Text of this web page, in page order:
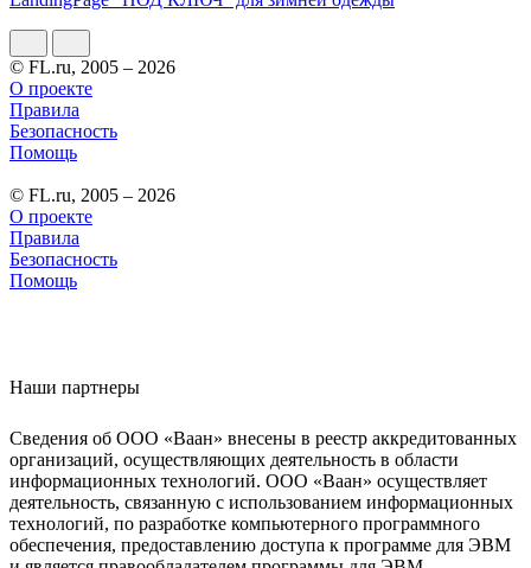
© FL.ru, 2005 – 2026
О проекте
Правила
Безопасность
Помощь
© FL.ru, 2005 – 2026
О проекте
Правила
Безопасность
Помощь
Наши партнеры
Сведения об ООО «Ваан» внесены в реестр аккредитованных
организаций, осуществляющих деятельность в области
информационных технологий. ООО «Ваан» осуществляет
деятельность, связанную с использованием информационных
технологий, по разработке компьютерного программного
обеспечения, предоставлению доступа к программе для ЭВМ